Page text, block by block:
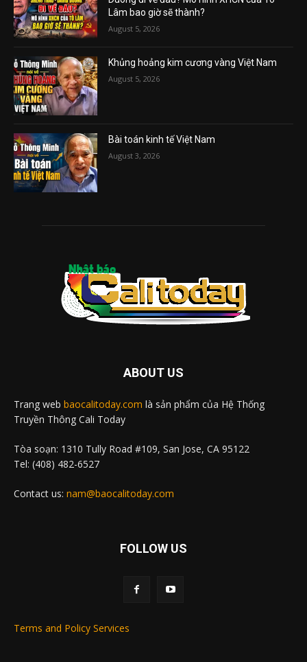
Lâm bao giờ sẽ thành?
August 5, 2026
Khủng hoảng kim cương vàng Việt Nam
August 5, 2026
Bài toán kinh tế Việt Nam
August 3, 2026
ABOUT US
Trang web baocalitoday.com là sản phẩm của Hệ Thống
Truyền Thông Cali Today
Tòa soạn: 1310 Tully Road #109, San Jose, CA 95122
Tel: (408) 482-6527
Contact us: nam@baocalitoday.com
FOLLOW US
Terms and Policy Services